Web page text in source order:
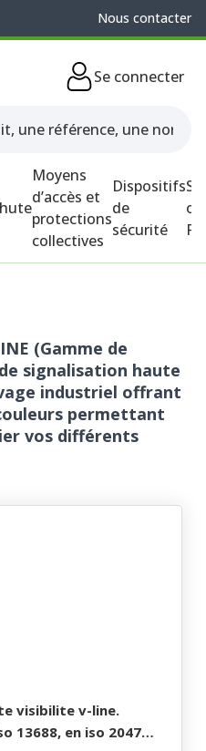
Nous contacter
Se connecter
Moyens
d’accès et
protections
collectives
Dispositifs
de
sécurité
(Gamme de
signalisation haute
industriel offrant
permettant
vos différents
visibilite v-line.
13688, en iso 20471